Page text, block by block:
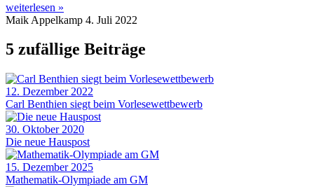
weiterlesen »
Maik Appelkamp 4. Juli 2022
5 zufällige Beiträge
12. Dezember 2022
Carl Benthien siegt beim Vorlesewettbewerb
30. Oktober 2020
Die neue Hauspost
15. Dezember 2025
Mathematik-Olympiade am GM